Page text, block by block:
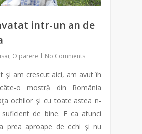
intr-un an de
, O parere No Comments
şi am crescut aici, am avut în
o mostră din România
ochilor şi cu toate astea n-
de bine. E ca atunci
prea aproape de ochi şi nu